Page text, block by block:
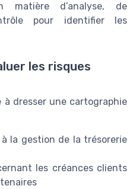
matière d’analyse, de
pour identifier les
les risques
à dresser une cartographie
la gestion de la trésorerie
les créances clients